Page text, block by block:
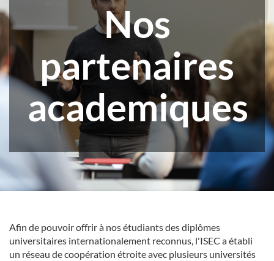
Nos
partenaires
academiques
Afin de pouvoir offrir à nos étudiants des diplômes
universitaires internationalement reconnus, l'ISEC a établi
un réseau de coopération étroite avec plusieurs universités